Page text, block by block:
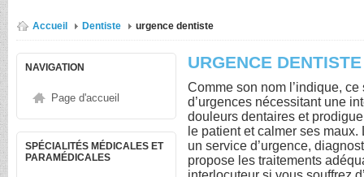
Accueil Dentiste urgence dentiste
NAVIGATION
Page d'accueil
SPÉCIALITÉS MÉDICALES ET
PARAMÉDICALES
URGENCE DENTISTE
Comme son nom l’indique,
d’urgences nécessitant une
douleurs dentaires et
le patient et calmer ses
un service d’urgence,
propose les traitements